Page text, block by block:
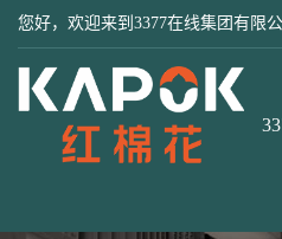
您好，欢迎来到3377在线集团有限公